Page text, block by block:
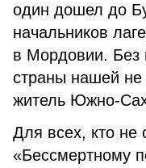
один дошел до
начальников
в Мордовии. Без
страны нашей
житель Южно-
Для всех, кто не
«Бессмертному